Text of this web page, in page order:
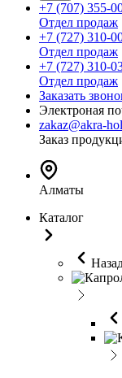
+7 (707) 355-
Отдел продаж
+7 (727) 310-
Отдел продаж
+7 (727) 310-
Отдел продаж
Заказать
Электроная
zakaz@akra-
Заказ
Алматы
Каталог